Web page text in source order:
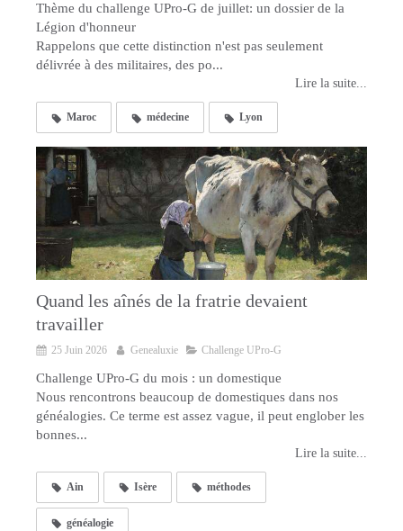
Thème du challenge UPro-G de juillet: un dossier de la
Légion d'honneur
Rappelons que cette distinction n'est pas seulement
délivrée à des militaires, des po...
Lire la suite...
Maroc médecine Lyon
Quand les aînés de la fratrie devaient
travailler
25 Juin 2026 Genealuxie Challenge UPro-G
Challenge UPro-G du mois : un domestique
Nous rencontrons beaucoup de domestiques dans nos
généalogies. Ce terme est assez vague, il peut englober les
bonnes...
Lire la suite...
Ain Isère méthodes
généalogie